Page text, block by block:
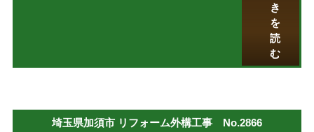
き
を
読
む
埼玉県加須市 リフォーム外構工事 No.2866